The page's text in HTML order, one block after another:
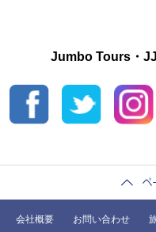
Jumbo Tours・
会社概要 お問い合わせ